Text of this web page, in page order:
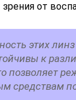
от
этих
к
позволяет
средствам по